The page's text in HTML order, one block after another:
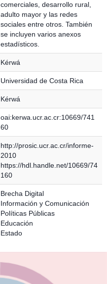
comerciales, desarrollo rural,
adulto mayor y las redes
sociales entre otros. También
se incluyen varios anexos
estadísticos.
Kérwá
Universidad de Costa Rica
Kérwá
oai:kerwa.ucr.ac.cr:10669/741
60
http://prosic.ucr.ac.cr/informe-
2010
https://hdl.handle.net/10669/74
160
Brecha Digital
Información y Comunicación
Políticas Públicas
Educación
Estado